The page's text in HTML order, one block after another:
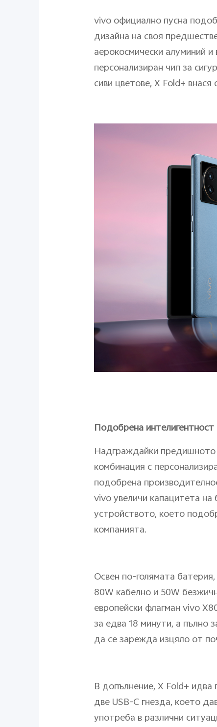
vivo официално пусна
дизайна на своя
аерокосмически алуминий
персонализиран чип за
сиви цветове, X Fold+
Подобрена
Надграждайки предишното
комбинация с
подобрена
vivo увеличи капацитета
устройството, което
компанията.
Освен по-голямата
80W кабелно и 50W
европейски флагман vivo
за едва 18 минути, а пълно
да се зарежда изцяло от
В допълнение, X Fold+ идва
двe USB-C гнезда, което
употреба в различни